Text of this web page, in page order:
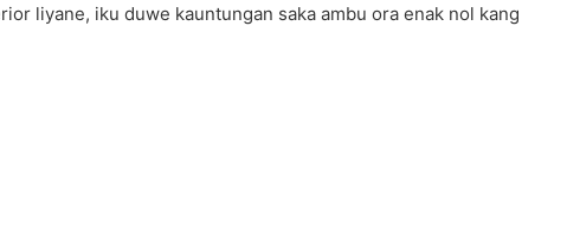
liyane, iku duwe kauntungan saka ambu ora enak nol kang